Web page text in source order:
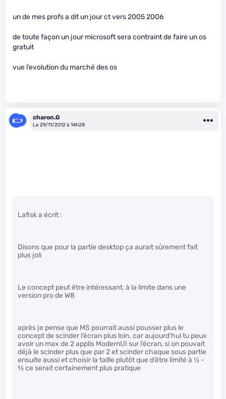
un de mes profs a dit un jour ct vers 2005 2006
de toute façon un jour microsoft sera contraint de faire un os
gratuit
vue l’evolution du marché des os
charon.G
Le 29/11/2012 à 14h28
Lafisk a écrit :
Disons que pour la partie desktop ça aurait sûrement fait
plus joli
Le concept peut être intéressant, à la limite dans une
version pro de W8
après je pense que MS pourrait aussi pousser plus le
concept de scinder l’écran plus loin. car aujourd’hui tu peux
avoir un max de 2 applis ModernUI sur l’écran, si on pouvait
déjà le scinder plus que par 2 et scinder chaque sous partie
ensuite aussi et choisir la taille plutôt que d’être limité à 1⁄3 -
2⁄3ce serait certainement plus pratique